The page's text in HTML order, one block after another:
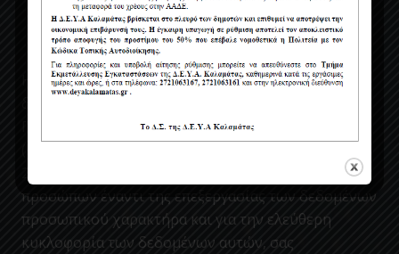
Η ΔΕΥΑΚ ενσωματώνοντας στον κανονισμο της, τις
διατάξεις του Νέου Ευρωπαϊκού Κανονισμού περί
Προστασίας Δεδομένων Προσωπικού Χαρακτήρα
προσώπων έναντι της επεξεργασίας των δεδομένων
προσωπικού χαρακτήρα και για την ελεύθερη
κυκλοφορία των δεδομένων αυτών, σας